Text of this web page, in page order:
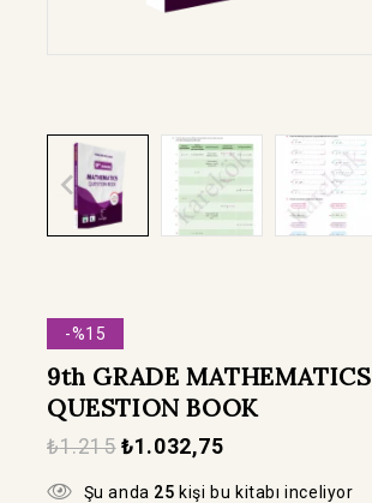
-%15
9th GRADE MATHEMATICS
QUESTION BOOK
₺1.215 ₺1.032,75
Şu anda 25 kişi bu kitabı inceliyor